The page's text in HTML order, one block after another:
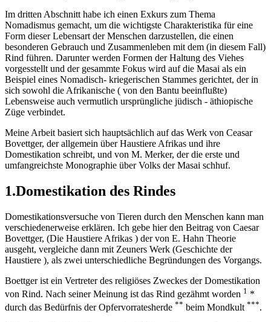
Im dritten Abschnitt habe ich einen Exkurs zum Thema
Nomadismus gemacht, um die wichtigste Charakteristika für eine
Form dieser Lebensart der Menschen darzustellen, die einen
besonderen Gebrauch und Zusammenleben mit dem (in diesem Fall)
Rind führen. Darunter werden Formen der Haltung des Viehes
vorgesstellt und der gesammte Fokus wird auf die Masai als ein
Beispiel eines Nomadisch- kriegerischen Stammes gerichtet, der in
sich sowohl die Afrikanische ( von den Bantu beeinflußte)
Lebensweise auch vermutlich ursprüngliche jüdisch - äthiopische
Züge verbindet.
Meine Arbeit basiert sich hauptsächlich auf das Werk von Ceasar
Bovettger, der allgemein über Haustiere Afrikas und ihre
Domestikation schreibt, und von M. Merker, der die erste und
umfangreichste Monographie über Volks der Masai schhuf.
1.Domestikation des Rindes
Domestikationsversuche von Tieren durch den Menschen kann man
verschiedenerweise erklären. Ich gebe hier den Beitrag von Caesar
Bovettger, (Die Haustiere Afrikas ) der von E. Hahn Theorie
ausgeht, vergleiche dann mit Zeuners Werk (Geschichte der
Haustiere ), als zwei unterschiedliche Begründungen des Vorgangs.
Boettger ist ein Vertreter des religiöses Zweckes der Domestikation
von Rind. Nach seiner Meinung ist das Rind gezähmt worden 1 *
durch das Bedürfnis der Opfervorratesherde ** beim Mondkult ***.